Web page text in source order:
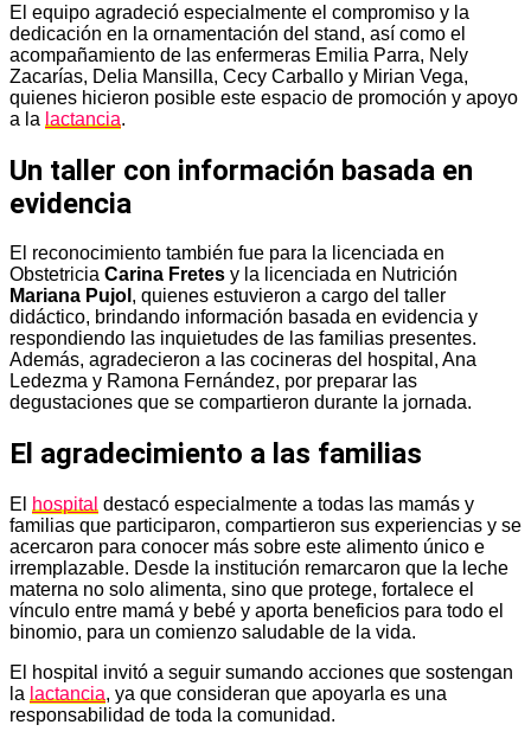
El equipo agradeció especialmente el compromiso y la
dedicación en la ornamentación del stand, así como el
acompañamiento de las enfermeras Emilia Parra, Nely
Zacarías, Delia Mansilla, Cecy Carballo y Mirian Vega,
quienes hicieron posible este espacio de promoción y apoyo
a la lactancia.
Un taller con información basada en
evidencia
El reconocimiento también fue para la licenciada en
Obstetricia Carina Fretes y la licenciada en Nutrición
Mariana Pujol , quienes estuvieron a cargo del taller
didáctico, brindando información basada en evidencia y
respondiendo las inquietudes de las familias presentes.
Además, agradecieron a las cocineras del hospital, Ana
Ledezma y Ramona Fernández, por preparar las
degustaciones que se compartieron durante la jornada.
El agradecimiento a las familias
El hospital destacó especialmente a todas las mamás y
familias que participaron, compartieron sus experiencias y se
acercaron para conocer más sobre este alimento único e
irremplazable. Desde la institución remarcaron que la leche
materna no solo alimenta, sino que protege, fortalece el
vínculo entre mamá y bebé y aporta beneficios para todo el
binomio, para un comienzo saludable de la vida.
El hospital invitó a seguir sumando acciones que sostengan
la lactancia, ya que consideran que apoyarla es una
responsabilidad de toda la comunidad.